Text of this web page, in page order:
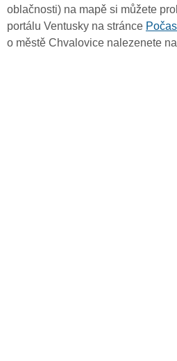
oblačnosti) na mapě si můžete
portálu Ventusky na stránce
o městě Chvalovice nalezenete